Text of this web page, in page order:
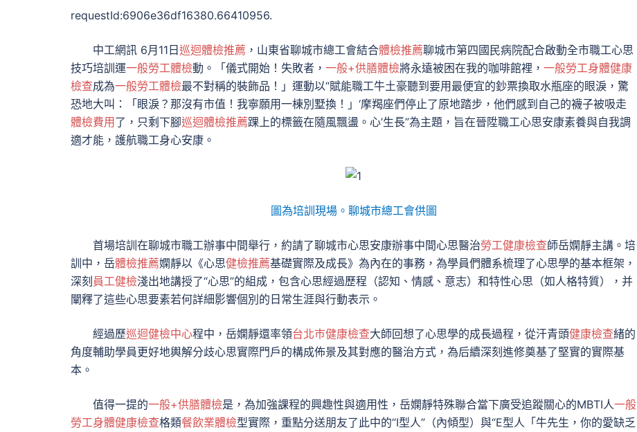
requestId:6906e36df16380.66410956.
中工網訊 6月11日 巡迴體檢推薦 ，山東省聊城市總工會結合體檢推薦聊城市第四國民病院配合啟動全市職工心思
技巧培訓 運一般勞工體檢動 。「儀式開始！失敗者， 一般+供膳體檢將永遠被困在我的咖啡館裡， 一般勞工身體健康
檢查成為一般勞工體檢最不對稱的裝飾品！」 運動以“賦能職工牛土豪聽到要用最便宜的鈔票換取水瓶座的眼淚，驚
恐地大叫：「眼淚？那沒有市值！我寧願用一棟別墅換！」‘摩羯座們停止了原地踏步，他們感到自己的襪子被吸走
體檢費用 了，只剩下腳巡迴體檢推薦踝上的標籤在隨風飄盪。心’生長”為主題， 旨在晉陞職工心思安康素養與自我調
適才能，護航職工身心安康。
圖為培訓現場。聊城市總工會供圖
首場培訓在聊城市職工辦事中間舉行，約請了聊城市心思安康辦事中間心思醫治勞工健康檢查師岳嫻靜主講。 培
訓中， 岳體檢推薦嫻靜以《心思健檢推薦基礎實際及成長》為內在的事務，為學員們體系梳理了心思學的基本框架，
深刻員工健檢淺出地講授了“心思”的組成，包含心思經過歷程（認知、情感、意志）和特性心思（如人格特質），并
闡釋了這些心思要素若何詳細影響個別的日常生涯與行動表示。
經過歷巡迴健檢中心程中， 岳嫻靜還率領台北巿健康檢查大師回想了心思學的成長過程，從汗青頭健康檢查緒的
角度輔助學員更好地輿解分歧心思實際門戶的構成佈景及其對應的醫治方式，為后續深刻進修奠基了堅實的實際基
本。
值得一提的一般+供膳體檢是，為加強課程的興趣性與適用性， 岳嫻靜特殊聯合當下廣受追蹤關心的MBTI人一般
勞工身體健康檢查格類餐飲業體檢型實際，重點分送朋友了此中的“I型人”（內傾型）與“E型人「牛先生，你的愛缺乏